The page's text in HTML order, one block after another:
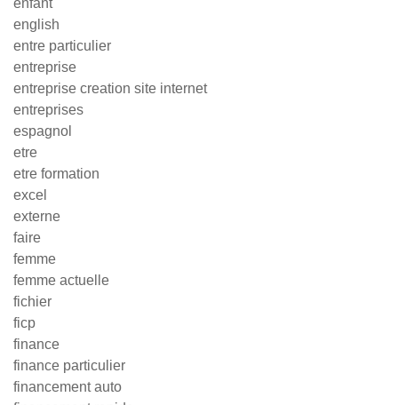
english
entre particulier
entreprise
entreprise creation site internet
entreprises
espagnol
etre
etre formation
excel
externe
faire
femme
femme actuelle
fichier
ficp
finance
finance particulier
financement auto